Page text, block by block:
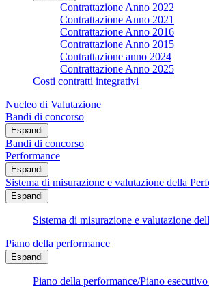
Contrattazione Anno 2022
Contrattazione Anno 2021
Contrattazione Anno 2016
Contrattazione Anno 2015
Contrattazione anno 2024
Contrattazione Anno 2025
Costi contratti integrativi
Nucleo di Valutazione
Bandi di concorso
Espandi
Bandi di concorso
Performance
Espandi
Sistema di misurazione e valutazione della
Espandi
Sistema di misurazione e valutazione
Piano della performance
Espandi
Piano della performance/Piano